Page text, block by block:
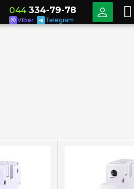
044 334-79-78
Viber Telegram